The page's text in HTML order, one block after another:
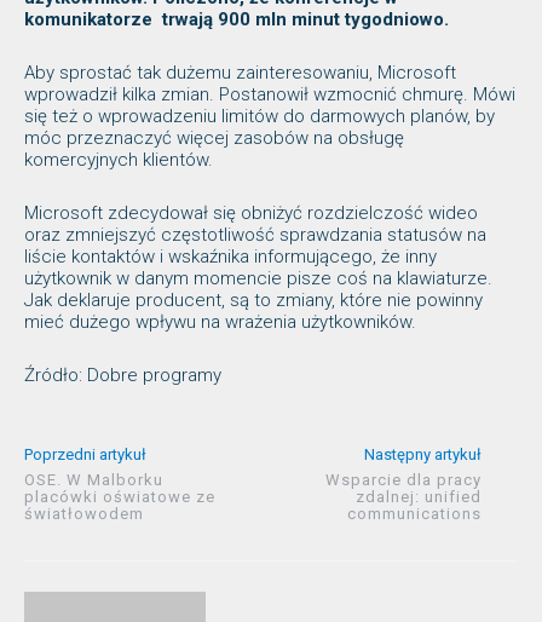
komunikatorze trwają 900 mln minut tygodniowo.
Aby sprostać tak dużemu zainteresowaniu, Microsoft
wprowadził kilka zmian. Postanowił wzmocnić chmurę. Mówi
się też o wprowadzeniu limitów do darmowych planów, by
móc przeznaczyć więcej zasobów na obsługę
komercyjnych klientów.
Microsoft zdecydował się obniżyć rozdzielczość wideo
oraz zmniejszyć częstotliwość sprawdzania statusów na
liście kontaktów i wskaźnika informującego, że inny
użytkownik w danym momencie pisze coś na klawiaturze.
Jak deklaruje producent, są to zmiany, które nie powinny
mieć dużego wpływu na wrażenia użytkowników.
Źródło: Dobre programy
Poprzedni artykuł
OSE. W Malborku
placówki oświatowe ze
światłowodem
Następny artykuł
Wsparcie dla pracy
zdalnej: unified
communications